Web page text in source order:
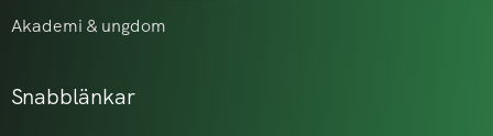
Akademi & ungdom
Snabblänkar